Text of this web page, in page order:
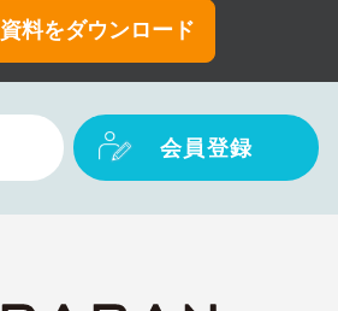
資料をダウンロード
会員登録